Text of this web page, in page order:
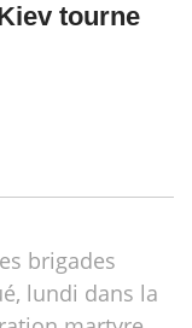
tourne
brigades
lundi dans la